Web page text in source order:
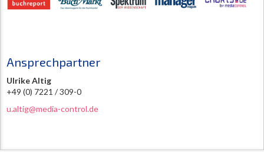
Ansprechpartner
Ulrike Altig
+49 (0) 7221 / 309-0
u.altig@media-control.de